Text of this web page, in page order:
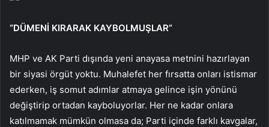
“DÜMENİ KIRARAK KAYBOLMUŞLAR”
MHP ve AK Parti dışında yeni anayasa metnini hazırlayan
bir siyasi örgüt yoktu. Muhalefet her fırsatta onları istismar
ederken, iş somut adımlar atmaya gelince işin yönünü
değiştirip ortadan kayboluyorlar. Her ne kadar onlara
katılmamak mümkün olmasa da; Parti içinde farklı kavgalar,